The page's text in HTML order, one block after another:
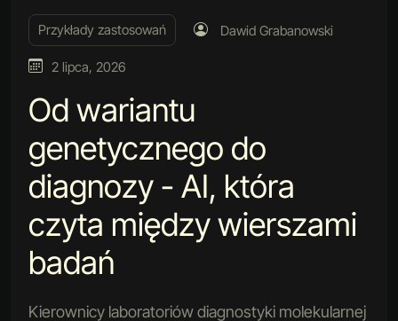
Przykłady zastosowań Dawid Grabanowski
2 lipca, 2026
Od wariantu
genetycznego do
diagnozy - AI, która
czyta między wierszami
badań
Kierownicy laboratoriów diagnostyki molekularnej